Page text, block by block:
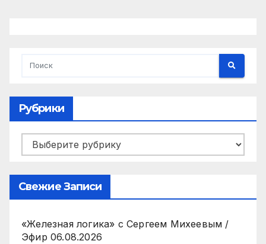
Рубрики
Рубрики
Свежие Записи
«Железная логика» с Сергеем Михеевым /
Эфир 06.08.2026